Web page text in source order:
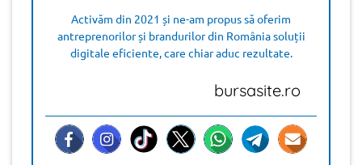
Activăm din 2021 și ne-am propus să oferim
antreprenorilor și brandurilor din România soluții
digitale eficiente, care chiar aduc rezultate.
bursasite.ro